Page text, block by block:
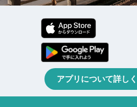
アプリについて詳し